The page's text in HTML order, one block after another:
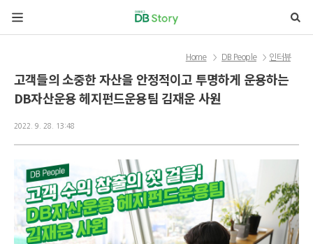
Home > DB People > 인터뷰
고객들의 소중한 자산을 안정적이고 투명하게 운용하는
DB자산운용 헤지펀드운용팀 김재운 사원
2022. 9. 28. 13:48